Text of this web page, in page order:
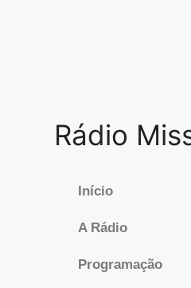
Rádio
Início
A Rádio
Programação